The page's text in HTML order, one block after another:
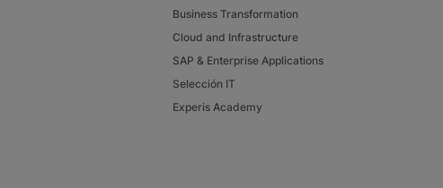
Business Transformation
Cloud and Infrastructure
SAP & Enterprise Applications
Selección IT
Experis Academy